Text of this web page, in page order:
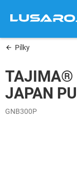
obsah
Pílky
TAJIMA®
JAPAN
GNB300P